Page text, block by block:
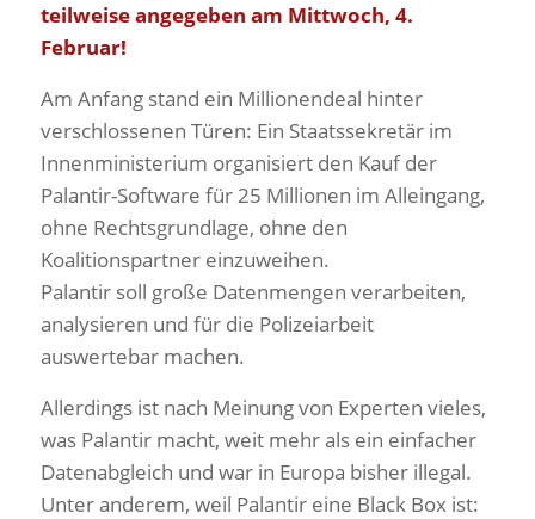
teilweise angegeben am Mittwoch, 4.
Februar!
Am Anfang stand ein Millionendeal hinter
verschlossenen Türen: Ein Staatssekretär im
Innenministerium organisiert den Kauf der
Palantir-Software für 25 Millionen im Alleingang,
ohne Rechtsgrundlage, ohne den
Koalitionspartner einzuweihen.
Palantir soll große Datenmengen verarbeiten,
analysieren und für die Polizeiarbeit
auswertebar machen.
Allerdings ist nach Meinung von Experten vieles,
was Palantir macht, weit mehr als ein einfacher
Datenabgleich und war in Europa bisher illegal.
Unter anderem, weil Palantir eine Black Box ist: